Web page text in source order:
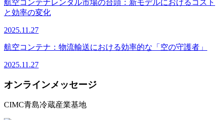
航空コンテナレンタル市場の台頭：新モデルにおけるコスト
と効率の変化
2025.11.27
航空コンテナ：物流輸送における効率的な「空の守護者」
2025.11.27
オンラインメッセージ
CIMC青島冷蔵産業基地